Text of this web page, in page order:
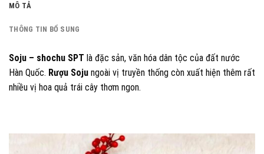
MÔ TẢ
THÔNG TIN BỔ SUNG
Soju – shochu SPT là đặc sản, văn hóa dân tộc của đất nước
Hàn Quốc. Rượu Soju ngoài vị truyền thống còn xuất hiện thêm rất
nhiều vị hoa quả trái cây thơm ngon.